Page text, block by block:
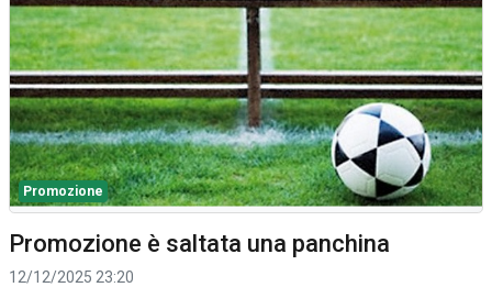
Promozione
Promozione è saltata una panchina
12/12/2025 23:20